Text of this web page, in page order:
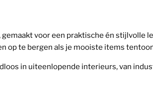
voor een praktische én stijlvolle
op te bergen als je mooiste items
in uiteenlopende interieurs, van